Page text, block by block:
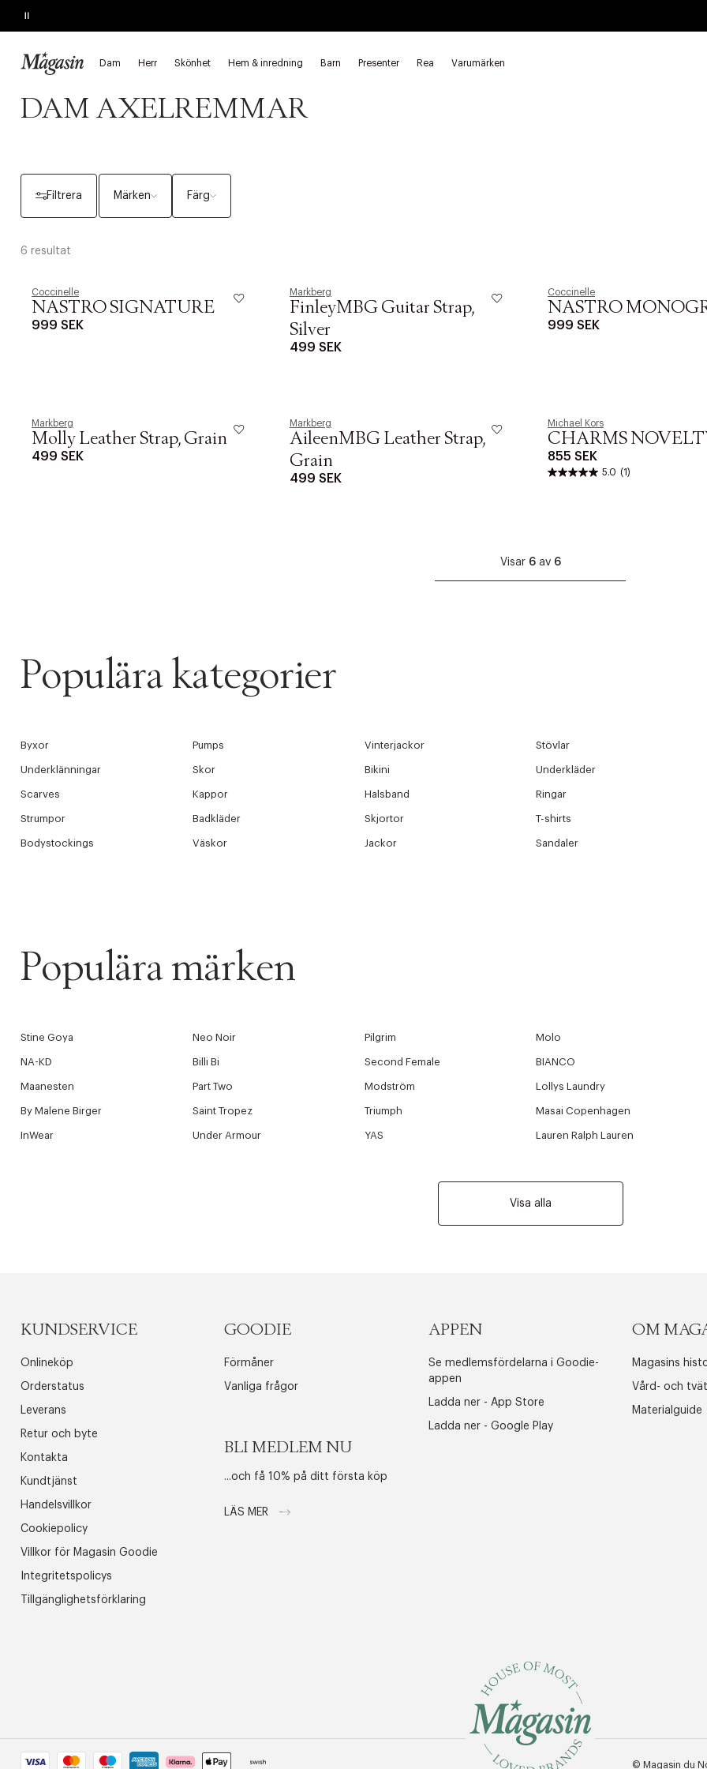
Pause
Dam Herr Skönhet Hem & inredning Barn Presenter Rea Varumärken
REA
Startsida Dam Väskor & plånböcker Axelremmar
DAM AXELREMMAR
Filtrera Märken Färg
6 resultat
Coccinelle
NASTRO SIGNATURE
999 SEK
Markberg
FinleyMBG Guitar Strap,
Silver
499 SEK
Coccinelle
NASTRO
999 SEK
Markberg
Molly Leather Strap, Grain
499 SEK
Markberg
AileenMBG Leather Strap,
Grain
499 SEK
Michael Kors
CHARMS
855 SEK
5.0 (1)
Visar 6av 6
Populära kategorier
Byxor Pumps Vinterjackor Stövlar
Underklänningar Skor Bikini Underkläder
Scarves Kappor Halsband Ringar
Strumpor Badkläder Skjortor T-shirts
Bodystockings Väskor Jackor Sandaler
Populära märken
Stine Goya Neo Noir Pilgrim Molo
NA-KD Billi Bi Second Female BIANCO
Maanesten Part Two Modström Lollys Laundry
By Malene Birger Saint Tropez Triumph Masai Copenhagen
InWear Under Armour YAS Lauren Ralph Lauren
Visa alla
KUNDSERVICE
Onlineköp
Orderstatus
Leverans
Retur och byte
Kontakta
Kundtjänst
Handelsvillkor
Cookiepolicy
Villkor för Magasin Goodie
Integritetspolicys
Tillgänglighetsförklaring
GOODIE
Förmåner
Vanliga frågor
BLI MEDLEM NU
...och få 10% på ditt första köp
LÄS MER
APPEN
Se medlemsfördelarna i Goodie-
appen
Ladda ner - App Store
Ladda ner - Google Play
OM
Magasins
Vård- och
Materialguide
© Magasin du
PRODUKTEN HITTADES TYVÄRR INTE